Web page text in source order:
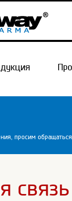
просим
связь